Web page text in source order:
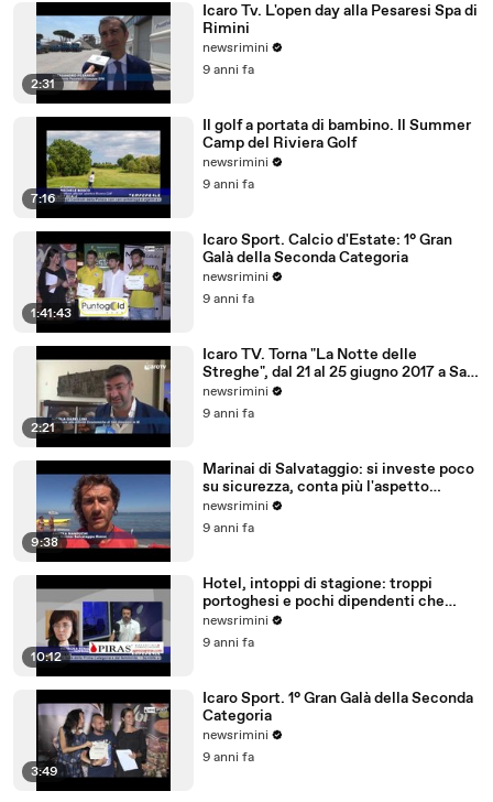
2:31
Icaro Tv. L'open day alla Pesaresi Spa di
Rimini
newsrimini
9 anni fa
7:16
Il golf a portata di bambino. Il Summer
Camp del Riviera Golf
newsrimini
9 anni fa
1:41:43
Icaro Sport. Calcio d'Estate: 1° Gran
Galà della Seconda Categoria
newsrimini
9 anni fa
2:21
Icaro TV. Torna "La Notte delle
Streghe", dal 21 al 25 giugno 2017 a San
Giovanni in M
newsrimini
9 anni fa
9:38
Marinai di Salvataggio: si investe poco
su sicurezza, conta più l'aspetto
economico
newsrimini
9 anni fa
10:12
Hotel, intoppi di stagione: troppi
portoghesi e pochi dipendenti che
parlano tedesco
newsrimini
9 anni fa
3:49
Icaro Sport. 1° Gran Galà della Seconda
Categoria
newsrimini
9 anni fa